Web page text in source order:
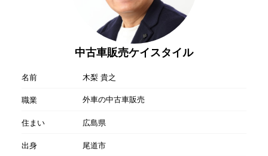
中古車販売ケイスタイル
名前
木梨 貴之
職業
外車の中古車販売
住まい
広島県
出身
尾道市